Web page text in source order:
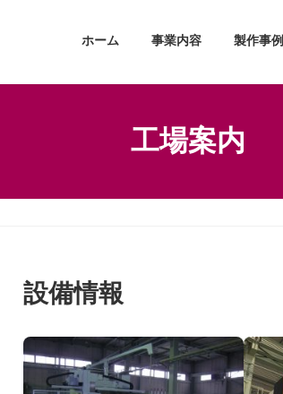
ホーム 事業内容 製作事例
工場案内
設備情報